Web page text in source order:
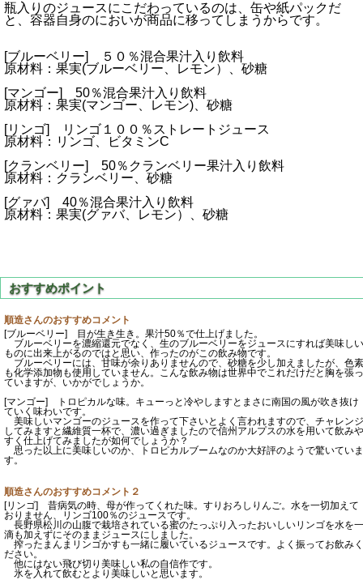
瓶入りのジュースにこだわっているのは、缶や紙パックだ
と、容器自身のにおいが商品に移ってしまうからです。
[ブルーベリー] ５０％混合果汁入り飲料
原材料：果実(ブルーベリー、レモン）、砂糖
[マンゴー] 50％混合果汁入り飲料
原材料：果実(マンゴー、レモン)、砂糖
[リンゴ] リンゴ１００％ストレートジュース
原材料：リンゴ、ビタミンC
[クランベリー] 50％クランベリー果汁入り飲料
原材料：クランベリー、砂糖
[グァバ] 40％混合果汁入り飲料
原材料：果実(グァバ、レモン）、砂糖
順造さんのおすすめコメント
[ブルーベリー] 目が生き生き。果汁50％で仕上げました。
ブルーベリーを濃縮還元でなく、生のブルーベリーをジュースにすれば美味しい
ものに出来上がるのではと思い、作ったのがこの飲み物です。
ブルーベリーには、甘味が余りありませんので、砂糖を少し加えましたが、色素
も化学添加物も使用していません。こんな飲み物は世界中でこれだけだと胸を張っ
ていますが、いかがでしょうか。
[マンゴー] トロピカルな味。キューっと冷やしますとまさに南国の風が吹き抜け
ていく味わいです。
美味しいマンゴーのジュースを作って下さいとよく言われますので、チャレンジ
してみますと繊維質一杯で、濃い過ぎましたので信州アルプスの水を用いて飲みや
すく仕上げてみましたが如何でしょうか？
思った以上に美味しいのか、トロピカルブームなのか大好評のようで驚いていま
す。
順造さんのおすすめコメント２
[リンゴ] 昔病気の時、母が作ってくれた味。すりおろしりんご。水を一切加えて
おりません、リンゴ100％のジュースです。
長野県松川の山腹で栽培されている蜜のたっぷり入ったおいしいリンゴを水を一
滴も加えずにそのままジュースにしました。
搾ったまんまリンゴかすも一緒に履いているジュースです。よく振ってお飲みく
ださい。
他にはない飛び切り美味しい私の自信作です。
氷を入れて飲むとより美味しいと思います。